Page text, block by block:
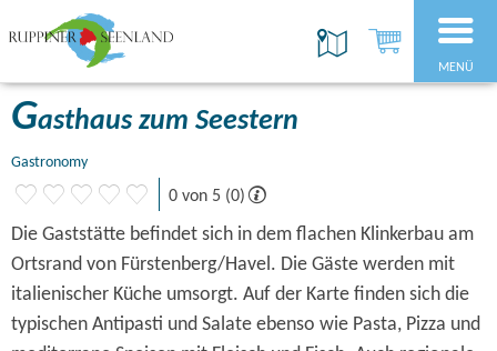
MENÜ
Gasthaus zum Seestern
Gastronomy
0 von 5 (0)
Die Gaststätte befindet sich in dem flachen Klinkerbau am
Ortsrand von Fürstenberg/Havel. Die Gäste werden mit
italienischer Küche umsorgt. Auf der Karte finden sich die
typischen Antipasti und Salate ebenso wie Pasta, Pizza und